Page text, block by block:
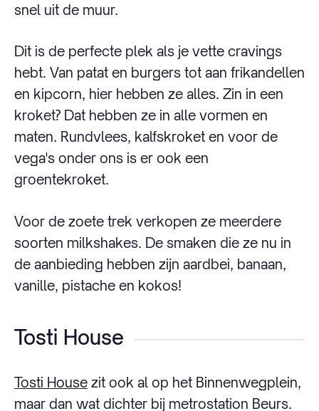
snel uit de muur.
Dit is de perfecte plek als je vette cravings
hebt. Van patat en burgers tot aan frikandellen
en kipcorn, hier hebben ze alles. Zin in een
kroket? Dat hebben ze in alle vormen en
maten. Rundvlees, kalfskroket en voor de
vega's onder ons is er ook een
groentekroket.
Voor de zoete trek verkopen ze meerdere
soorten milkshakes. De smaken die ze nu in
de aanbieding hebben zijn aardbei, banaan,
vanille, pistache en kokos!
Tosti House
Tosti House zit ook al op het Binnenwegplein,
maar dan wat dichter bij metrostation Beurs.